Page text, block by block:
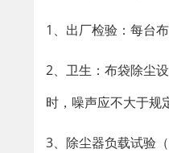
1、出厂检验：每台
2、卫生：布袋除尘
时，噪声应不大于规
3、除尘器负载试验